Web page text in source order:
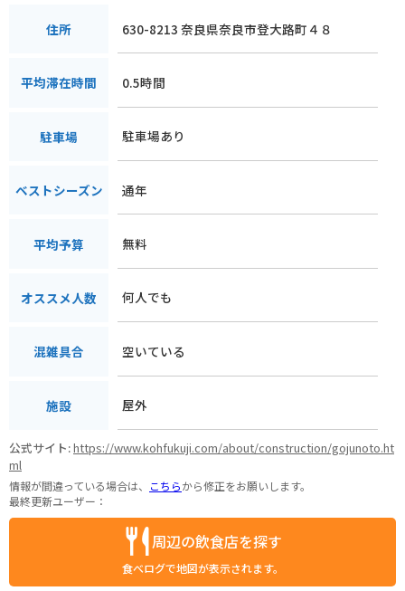
住所 630-8213 奈良県奈良市登大路町４８
平均滞在時間 0.5時間
駐車場 駐車場あり
ベストシーズン 通年
平均予算 無料
オススメ人数 何人でも
混雑具合 空いている
施設 屋外
公式サイト:https://www.kohfukuji.com/about/construction/gojunoto.ht
ml
情報が間違っている場合は、 こちらから修正をお願いします。
最終更新ユーザー：
周辺の飲食店を探す
食べログで地図が表示されます。